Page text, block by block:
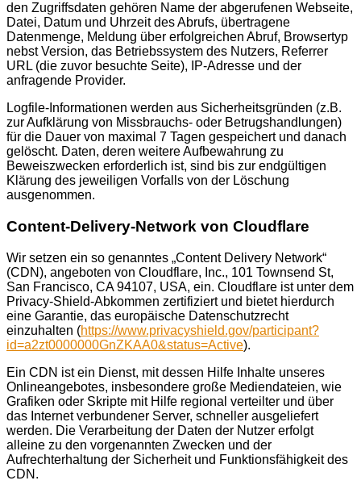
den Zugriffsdaten gehören Name der abgerufenen Webseite,
Datei, Datum und Uhrzeit des Abrufs, übertragene
Datenmenge, Meldung über erfolgreichen Abruf, Browsertyp
nebst Version, das Betriebssystem des Nutzers, Referrer
URL (die zuvor besuchte Seite), IP-Adresse und der
anfragende Provider.
Logfile-Informationen werden aus Sicherheitsgründen (z.B.
zur Aufklärung von Missbrauchs- oder Betrugshandlungen)
für die Dauer von maximal 7 Tagen gespeichert und danach
gelöscht. Daten, deren weitere Aufbewahrung zu
Beweiszwecken erforderlich ist, sind bis zur endgültigen
Klärung des jeweiligen Vorfalls von der Löschung
ausgenommen.
Content-Delivery-Network von Cloudflare
Wir setzen ein so genanntes „Content Delivery Network“
(CDN), angeboten von Cloudflare, Inc., 101 Townsend St,
San Francisco, CA 94107, USA, ein. Cloudflare ist unter dem
Privacy-Shield-Abkommen zertifiziert und bietet hierdurch
eine Garantie, das europäische Datenschutzrecht
einzuhalten (https://www.privacyshield.gov/participant?
id=a2zt0000000GnZKAA0&status=Active).
Ein CDN ist ein Dienst, mit dessen Hilfe Inhalte unseres
Onlineangebotes, insbesondere große Mediendateien, wie
Grafiken oder Skripte mit Hilfe regional verteilter und über
das Internet verbundener Server, schneller ausgeliefert
werden. Die Verarbeitung der Daten der Nutzer erfolgt
alleine zu den vorgenannten Zwecken und der
Aufrechterhaltung der Sicherheit und Funktionsfähigkeit des
CDN.